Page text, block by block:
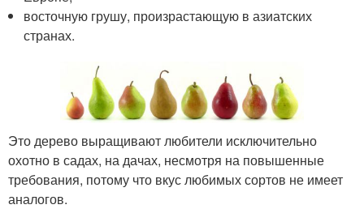
восточную грушу, произрастающую в азиатских
странах.
Это дерево выращивают любители исключительно
охотно в садах, на дачах, несмотря на повышенные
требования, потому что вкус любимых сортов не имеет
аналогов.